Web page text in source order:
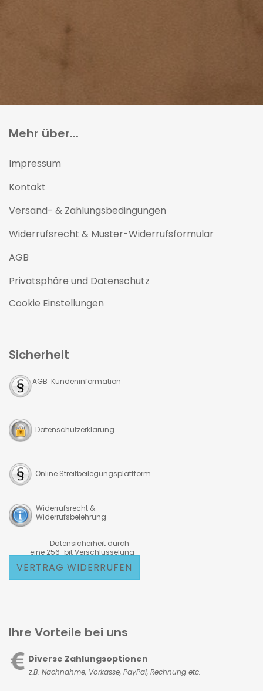
Mehr über...
Impressum
Kontakt
Versand- & Zahlungsbedingungen
Widerrufsrecht & Muster-Widerrufsformular
AGB
Privatsphäre und Datenschutz
Cookie Einstellungen
Sicherheit
AGB Kundeninformation
Datenschutzerklärung
Online Streitbeilegungsplattform
Widerrufsrecht &
Widerrufsbelehrung
Datensicherheit durch
eine 256-bit Verschlüsselung
VERTRAG WIDERRUFEN
Ihre Vorteile bei uns
Diverse Zahlungsoptionen
z.B. Nachnahme, Vorkasse, PayPal, Rechnung etc.